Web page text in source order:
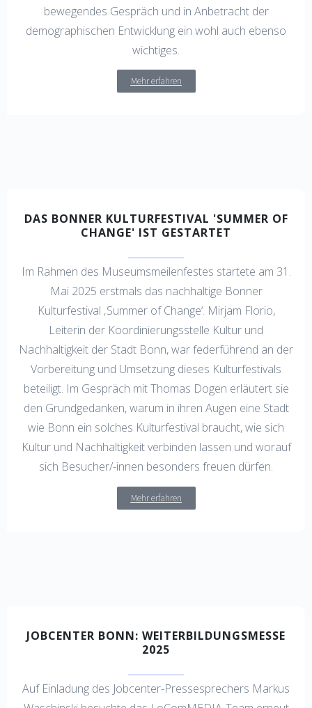
bewegendes Gespräch und in Anbetracht der
demographischen Entwicklung ein wohl auch ebenso
wichtiges.
Mehr erfahren
DAS BONNER KULTURFESTIVAL 'SUMMER OF
CHANGE' IST GESTARTET
Im Rahmen des Museumsmeilenfestes startete am 31.
Mai 2025 erstmals das nachhaltige Bonner
Kulturfestival ‚Summer of Change‘. Mirjam Florio,
Leiterin der Koordinierungsstelle Kultur und
Nachhaltigkeit der Stadt Bonn, war federführend an der
Vorbereitung und Umsetzung dieses Kulturfestivals
beteiligt. Im Gespräch mit Thomas Dogen erläutert sie
den Grundgedanken, warum in ihren Augen eine Stadt
wie Bonn ein solches Kulturfestival braucht, wie sich
Kultur und Nachhaltigkeit verbinden lassen und worauf
sich Besucher/-innen besonders freuen dürfen.
Mehr erfahren
JOBCENTER BONN: WEITERBILDUNGSMESSE
2025
Auf Einladung des Jobcenter-Pressesprechers Markus